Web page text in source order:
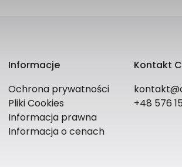
Informacje
Ochrona prywatności
Pliki Cookies
Informacja prawna
Informacja o cenach
Kontakt
+48 576